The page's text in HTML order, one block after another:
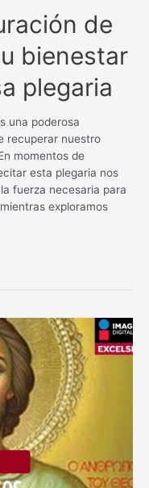
de
bienestar
plegaria
una poderosa
recuperar nuestro
momentos de
esta plegaria nos
fuerza necesaria para
exploramos